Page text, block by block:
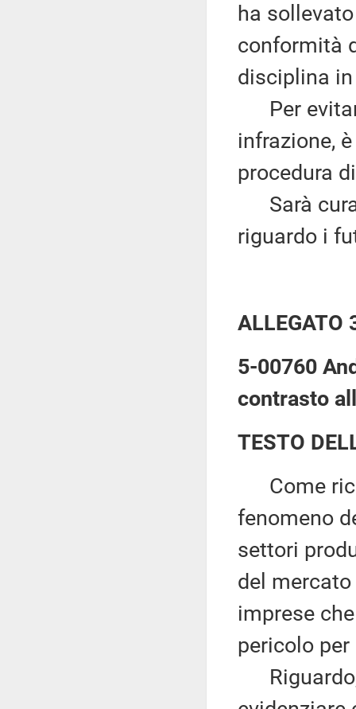
ha
conformità
disciplina
Per
infrazione,
procedura
Sarà cura
riguardo i
ALLEGATO
5-00760
contrasto
TESTO
Come
fenomeno
settori
del
imprese
pericolo
Riguardo,